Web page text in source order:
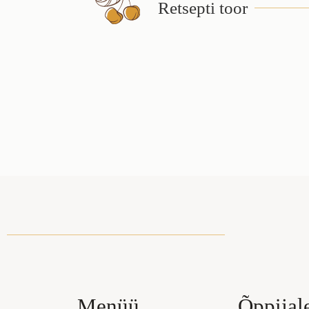
Retsepti toor